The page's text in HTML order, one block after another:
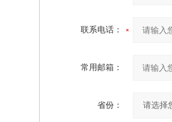
联系电话：
常用邮箱：
省份：